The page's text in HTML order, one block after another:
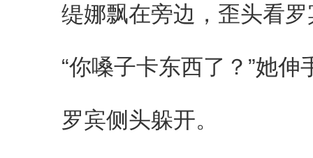
缇娜飘在旁边，歪头看罗
“你嗓子卡东西了？”她伸
罗宾侧头躲开。